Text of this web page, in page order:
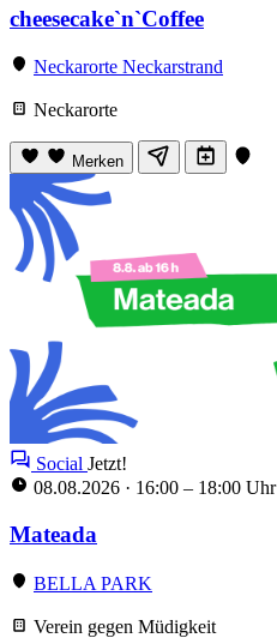
cheesecake`n`Coffee
Neckarorte Neckarstrand
Neckarorte
Merken
Social Jetzt!
08.08.2026 · 16:00 – 18:00 Uhr
Mateada
BELLA PARK
Verein gegen Müdigkeit